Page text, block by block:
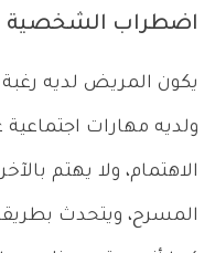
اضطراب الشخصية
يكون المريض لديه رغبة
ولديه مهارات
الاهتمام، ولا يهتم
المسرح، ويتحدث